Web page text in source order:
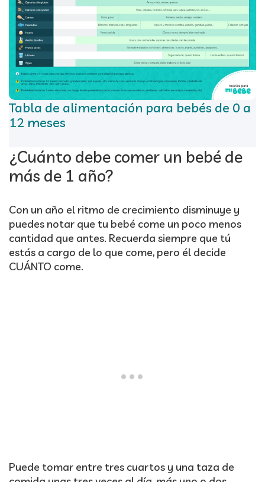
Tabla de alimentación para bebés de 0 a
12 meses
¿Cuánto debe comer un bebé de
más de 1 año?
Con un año el ritmo de crecimiento disminuye y
puedes notar que tu bebé come un poco menos
cantidad que antes. Recuerda siempre que tú
estás a cargo de lo que come, pero él decide
CUÁNTO come.
Puede tomar entre tres cuartos y una taza de